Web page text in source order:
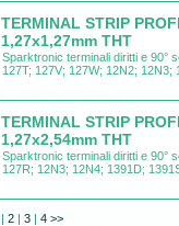
TERMINAL STRIP
1,27x1,27mm THT
Sparktronic terminali diritti e 90°
127T; 127V; 127W; 12N2; 12N3;
TERMINAL STRIP
1,27x2,54mm THT
Sparktronic terminali diritti e 90°
127R; 12N3; 12N4; 1391D;
| 2 | 3 | 4 >>